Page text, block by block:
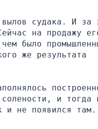
вылов судака. И за
на продажу
было
же результата
и тогда
и не появился